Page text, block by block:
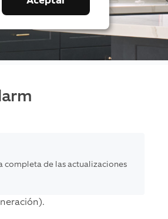
completa de las actualizaciones